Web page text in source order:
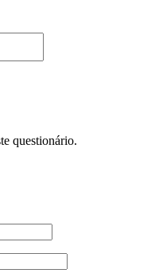
questionário.